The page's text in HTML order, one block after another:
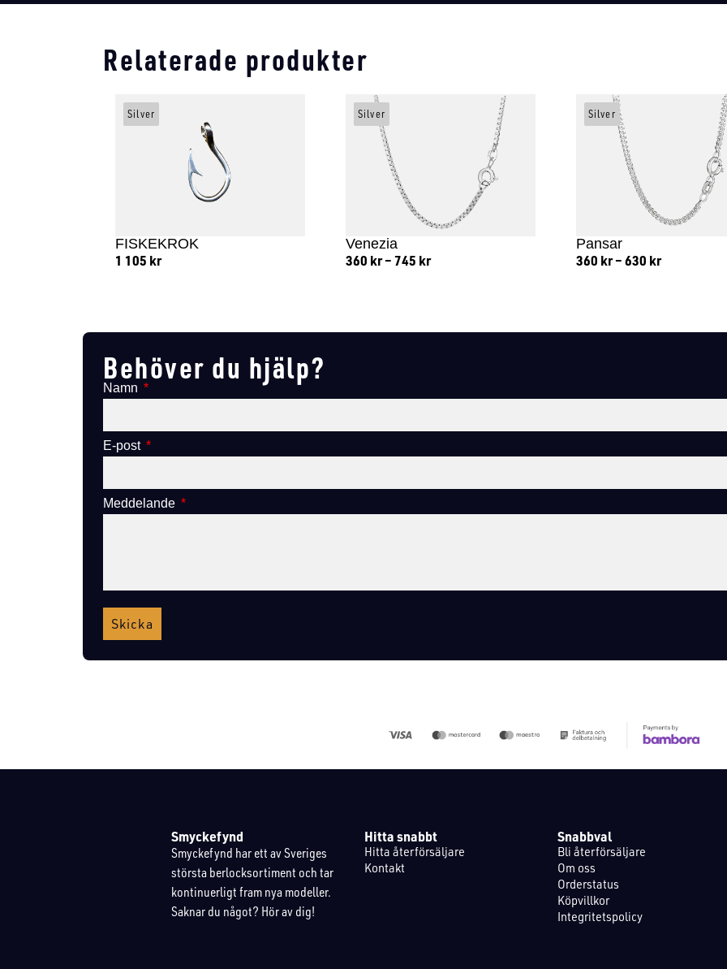
Relaterade produkter
FISKEKROK
1 105 kr
Silver
Venezia
360 kr –745 kr
Silver
Pansar
360 kr –630 kr
Silver
Behöver du hjälp?
Namn
E-post
Meddelande
Skicka
Smyckefynd
Smyckefynd har ett av Sveriges
största berlocksortiment och tar
kontinuerligt fram nya modeller.
Saknar du något? Hör av dig!
Hitta snabbt
Hitta återförsäljare
Kontakt
Snabbval
Bli återförsäljare
Om oss
Orderstatus
Köpvillkor
Integritetspolicy